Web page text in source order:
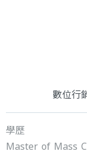
數位行
學歷
Master of Mass